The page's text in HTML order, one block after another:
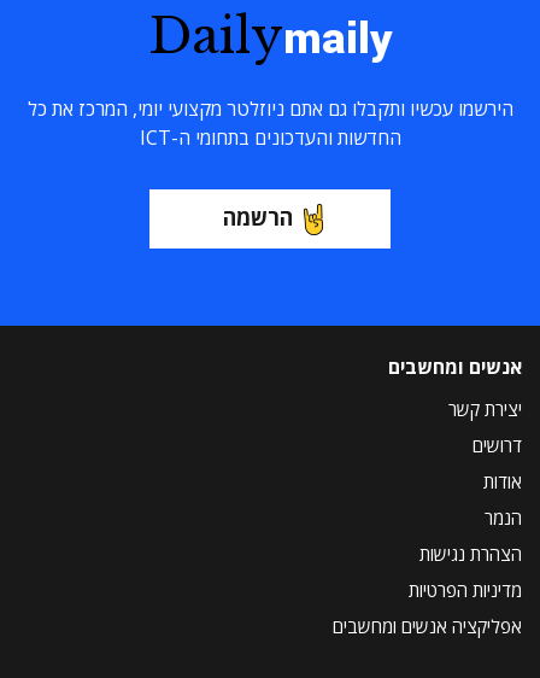
Dailymaily
הירשמו עכשיו ותקבלו גם אתם ניוזלטר מקצועי יומי, המרכז את כל
החדשות והעדכונים בתחומי ה-ICT
הרשמה
אנשים ומחשבים
יצירת קשר
דרושים
אודות
הנמר
הצהרת נגישות
מדיניות הפרטיות
אפליקציה אנשים ומחשבים